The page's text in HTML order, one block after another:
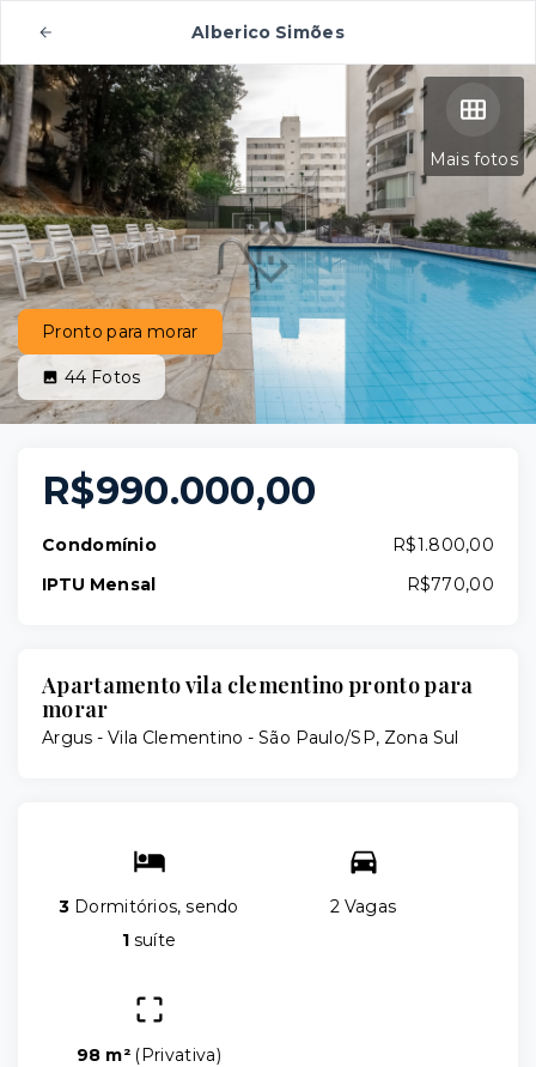
Alberico Simões
Mais fotos
Pronto para morar
44 Fotos
R$990.000,00
Condomínio
R$1.800,00
IPTU Mensal
R$770,00
Apartamento vila clementino pronto para
morar
Argus - Vila Clementino - São Paulo/SP, Zona Sul
3 Dormitórios, sendo
1 suíte
2 Vagas
98 m² (Privativa)